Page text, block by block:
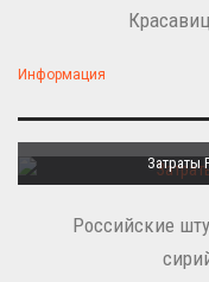
Информация
Затраты
Российские